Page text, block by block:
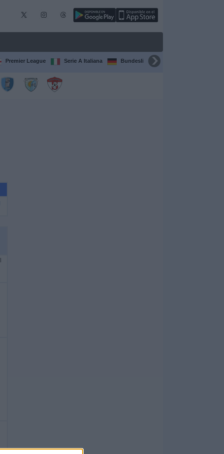
Premier League Serie A Italiana Bundesliga